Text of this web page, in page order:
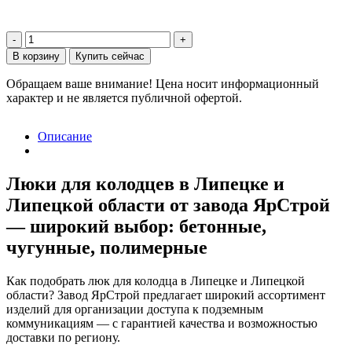
Количество
товара
Люк
полимерный
с
нагрузкой
6,5т
В корзину Купить сейчас
Обращаем ваше внимание! Цена носит информационный
характер и не является публичной офертой.
Описание
Люки для колодцев в Липецке и
Липецкой области от завода ЯрСтрой
— широкий выбор: бетонные,
чугунные, полимерные
Как подобрать люк для колодца в Липецке и Липецкой
области? Завод ЯрСтрой предлагает широкий ассортимент
изделий для организации доступа к подземным
коммуникациям — с гарантией качества и возможностью
доставки по региону.